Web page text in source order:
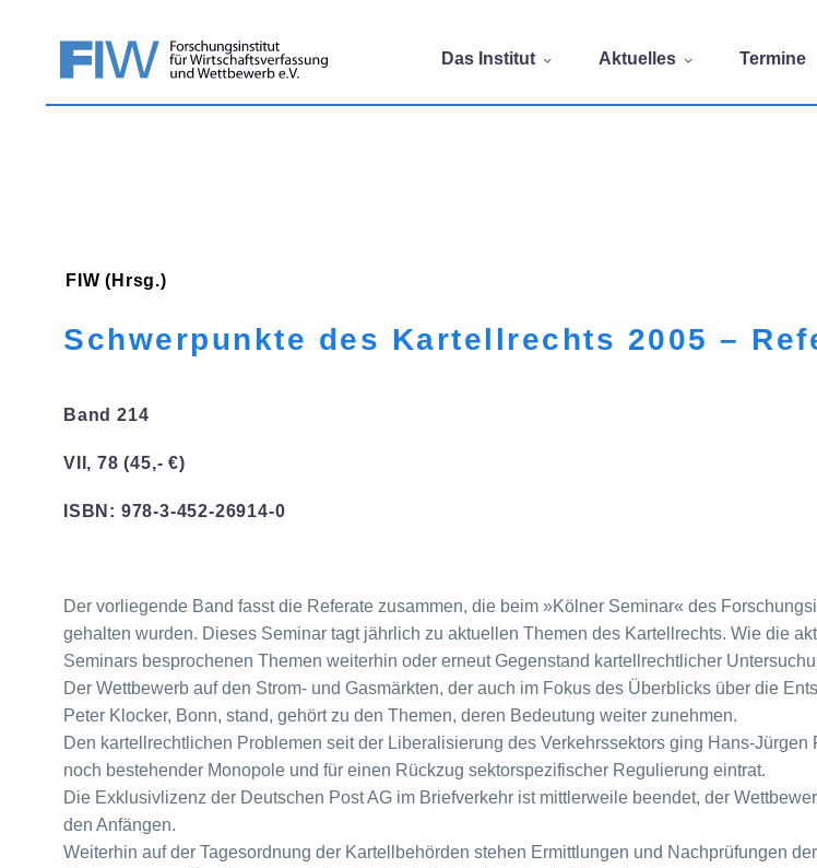
Das Institut Aktuelles Termine
FIW (Hrsg.)
Schwerpunkte des Kartellrechts 2005 –
Band 214
VII, 78 (45,- €)
ISBN: 978-3-452-26914-0
Der vorliegende Band fasst die Referate zusammen, die beim »Kölner Seminar« des
gehalten wurden. Dieses Seminar tagt jährlich zu aktuellen Themen des Kartellrechts. Wie die
Seminars besprochenen Themen weiterhin oder erneut Gegenstand kartellrechtlicher
Der Wettbewerb auf den Strom- und Gasmärkten, der auch im Fokus des Überblicks über die
Peter Klocker, Bonn, stand, gehört zu den Themen, deren Bedeutung weiter zunehmen.
Den kartellrechtlichen Problemen seit der Liberalisierung des Verkehrssektors ging Hans-
noch bestehender Monopole und für einen Rückzug sektorspezifischer Regulierung eintrat.
Die Exklusivlizenz der Deutschen Post AG im Briefverkehr ist mittlerweile beendet, der
den Anfängen.
Weiterhin auf der Tagesordnung der Kartellbehörden stehen Ermittlungen und Nachprüfungen